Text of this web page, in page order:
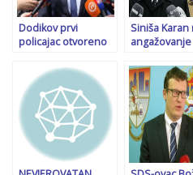
Dodikov prvi
policajac otvoreno
ruše RS, ali će na
kraju srušiti BiH!
Siniša Karan
presude